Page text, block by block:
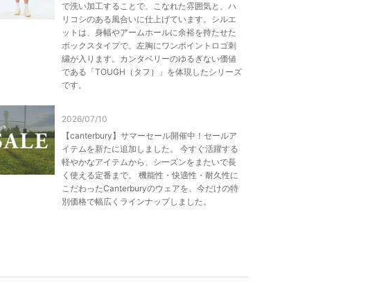
で洗い加工することで、こなれた雰囲気と、ハ
リコシのある風合いに仕上げています。シルエ
ットは、身幅やアームホールに余裕を持たせた
ボックスタイプで、左胸にワンポイントロゴ刺
繍が入ります。カンタベリーのゆるぎない価値
である「TOUGH（タフ）」を体現したシリーズ
です。
2026/07/10
【canterbury】サマーセール開催中！セールア
イテムを新たに追加しました。 今すぐ活躍する
軽やかなアイテムから、シーズンをまたいで長
く使える定番まで。 機能性・快適性・耐久性に
こだわったCanterburyのウェアを、今だけの特
別価格で幅広くラインナップしました。